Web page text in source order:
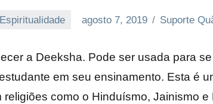
Espiritualidade agosto 7, 2019 Suporte
a Deeksha. Pode ser usada para
em seu ensinamento. Esta é
religiões como o Hinduísmo, Jainismo